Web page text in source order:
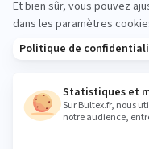
Lundi
Mardi